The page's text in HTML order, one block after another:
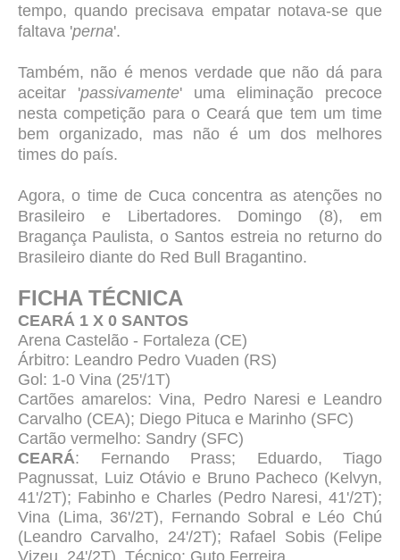
tempo, quando precisava empatar notava-se que
faltava 'perna'.
Também, não é menos verdade que não dá para
aceitar 'passivamente' uma eliminação precoce
nesta competição para o Ceará que tem um time
bem organizado, mas não é um dos melhores
times do país.
Agora, o time de Cuca concentra as atenções no
Brasileiro e Libertadores. Domingo (8), em
Bragança Paulista, o Santos estreia no returno do
Brasileiro diante do Red Bull Bragantino.
FICHA TÉCNICA
CEARÁ 1 X 0 SANTOS
Arena Castelão - Fortaleza (CE)
Árbitro: Leandro Pedro Vuaden (RS)
Gol: 1-0 Vina (25'/1T)
Cartões amarelos: Vina, Pedro Naresi e Leandro
Carvalho (CEA); Diego Pituca e Marinho (SFC)
Cartão vermelho: Sandry (SFC)
CEARÁ: Fernando Prass; Eduardo, Tiago
Pagnussat, Luiz Otávio e Bruno Pacheco (Kelvyn,
41'/2T); Fabinho e Charles (Pedro Naresi, 41'/2T);
Vina (Lima, 36'/2T), Fernando Sobral e Léo Chú
(Leandro Carvalho, 24'/2T); Rafael Sobis (Felipe
Vizeu, 24'/2T). Técnico: Guto Ferreira.